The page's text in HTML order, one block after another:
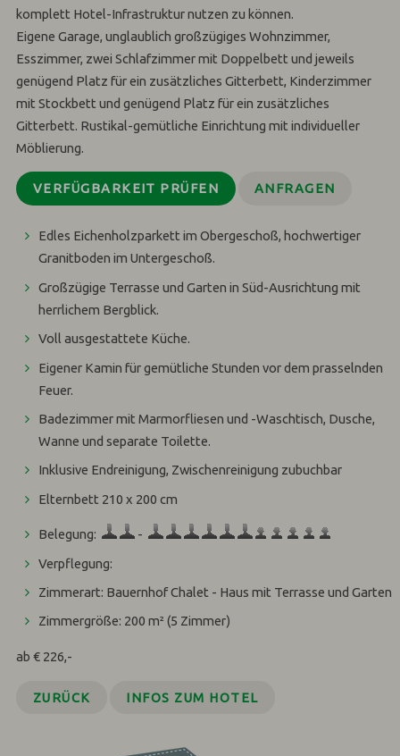
komplett Hotel-Infrastruktur nutzen zu können.
Eigene Garage, unglaublich großzügiges Wohnzimmer,
Esszimmer, zwei Schlafzimmer mit Doppelbett und jeweils
genügend Platz für ein zusätzliches Gitterbett, Kinderzimmer
mit Stockbett und genügend Platz für ein zusätzliches
Gitterbett. Rustikal-gemütliche Einrichtung mit individueller
Möblierung.
VERFÜGBARKEIT PRÜFEN ANFRAGEN
Edles Eichenholzparkett im Obergeschoß, hochwertiger
Granitboden im Untergeschoß.
Großzügige Terrasse und Garten in Süd-Ausrichtung mit
herrlichem Bergblick.
Voll ausgestattete Küche.
Eigener Kamin für gemütliche Stunden vor dem prasselnden
Feuer.
Badezimmer mit Marmorfliesen und -Waschtisch, Dusche,
Wanne und separate Toilette.
Inklusive Endreinigung, Zwischenreinigung zubuchbar
Elternbett 210 x 200 cm
Belegung:
-
Verpflegung:
Zimmerart: Bauernhof Chalet - Haus mit Terrasse und Garten
Zimmergröße: 200 m²(5 Zimmer)
ab € 226,-
ZURÜCK INFOS ZUM HOTEL